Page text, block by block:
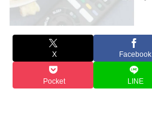
X Facebook
Pocket LINE